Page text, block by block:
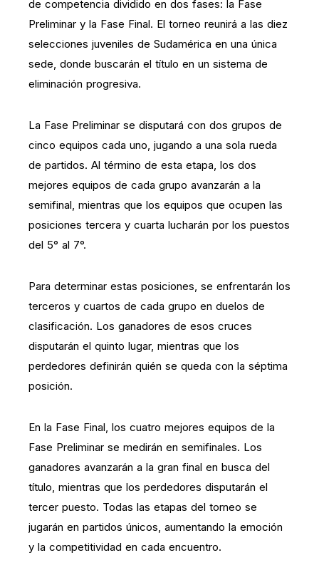
de competencia dividido en dos fases: la Fase
Preliminar y la Fase Final. El torneo reunirá a las diez
selecciones juveniles de Sudamérica en una única
sede, donde buscarán el título en un sistema de
eliminación progresiva.
La Fase Preliminar se disputará con dos grupos de
cinco equipos cada uno, jugando a una sola rueda
de partidos. Al término de esta etapa, los dos
mejores equipos de cada grupo avanzarán a la
semifinal, mientras que los equipos que ocupen las
posiciones tercera y cuarta lucharán por los puestos
del 5° al 7°.
Para determinar estas posiciones, se enfrentarán los
terceros y cuartos de cada grupo en duelos de
clasificación. Los ganadores de esos cruces
disputarán el quinto lugar, mientras que los
perdedores definirán quién se queda con la séptima
posición.
En la Fase Final, los cuatro mejores equipos de la
Fase Preliminar se medirán en semifinales. Los
ganadores avanzarán a la gran final en busca del
título, mientras que los perdedores disputarán el
tercer puesto. Todas las etapas del torneo se
jugarán en partidos únicos, aumentando la emoción
y la competitividad en cada encuentro.